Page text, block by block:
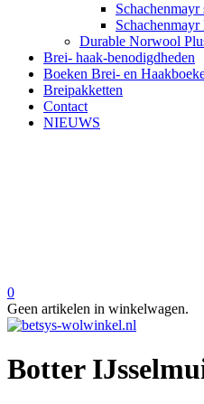
Durable Norwool
Brei- haak-benodigdheden
Boeken Brei- en
Breipakketten
Contact
NIEUWS
0
Geen artikelen in winkelwagen.
Botter